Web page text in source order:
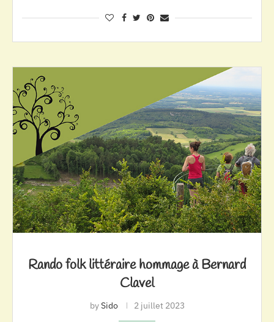
Rando folk littéraire hommage à Bernard
Clavel
bySido 2 juillet 2023